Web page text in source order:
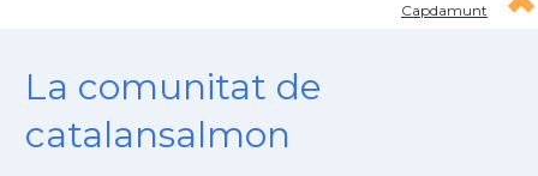
Capdamunt
La comunitat de
catalansalmon